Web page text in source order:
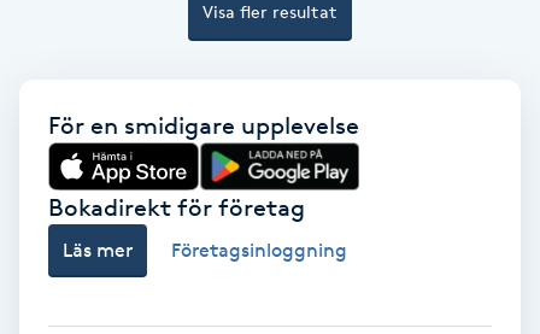
Megavolymfransar
Melasma
Mesoterapi
Visa fler resultat
För en smidigare upplevelse
Bokadirekt för företag
Läs mer Företagsinloggning